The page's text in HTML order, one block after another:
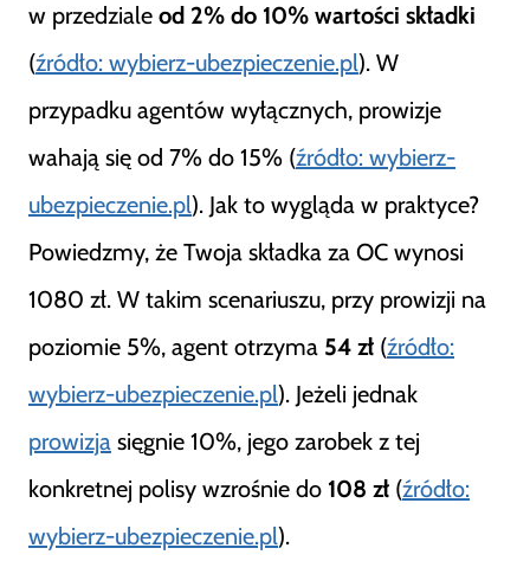
w przedziale od 2% do 10% wartości składki
(źródło: wybierz-ubezpieczenie.pl). W
przypadku agentów wyłącznych, prowizje
wahają się od 7% do 15% (źródło: wybierz-
ubezpieczenie.pl). Jak to wygląda w praktyce?
Powiedzmy, że Twoja składka za OC wynosi
1080 zł. W takim scenariuszu, przy prowizji na
poziomie 5%, agent otrzyma 54 zł (źródło:
wybierz-ubezpieczenie.pl). Jeżeli jednak
prowizja sięgnie 10%, jego zarobek z tej
konkretnej polisy wzrośnie do 108 zł (źródło:
wybierz-ubezpieczenie.pl).